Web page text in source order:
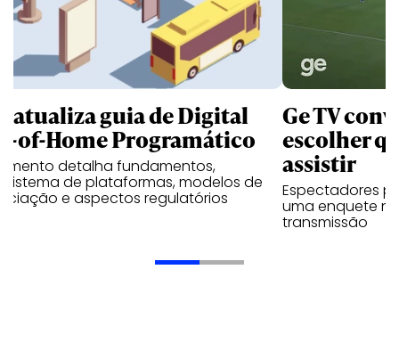
atualiza guia de Digital
of-Home Programático
detalha fundamentos,
de plataformas, modelos de
e aspectos regulatórios
Ge TV
escolher
assistir
Espectadores
uma enquete
transmissão